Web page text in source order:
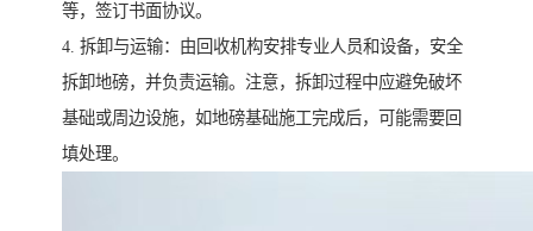
等，签订书面协议。
4. 拆卸与运输：由回收机构安排专业人员和设备，安全
拆卸地磅，并负责运输。注意，拆卸过程中应避免破坏
基础或周边设施，如地磅基础施工完成后，可能需要回
填处理。